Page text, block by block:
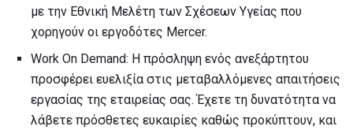
με την Εθνική Μελέτη των Σχέσεων Υγείας που
χορηγούν οι εργοδότες Mercer.
Work On Demand: Η πρόσληψη ενός ανεξάρτητου
προσφέρει ευελιξία στις μεταβαλλόμενες απαιτήσεις
εργασίας της εταιρείας σας. Έχετε τη δυνατότητα να
λάβετε πρόσθετες ευκαιρίες καθώς προκύπτουν, και